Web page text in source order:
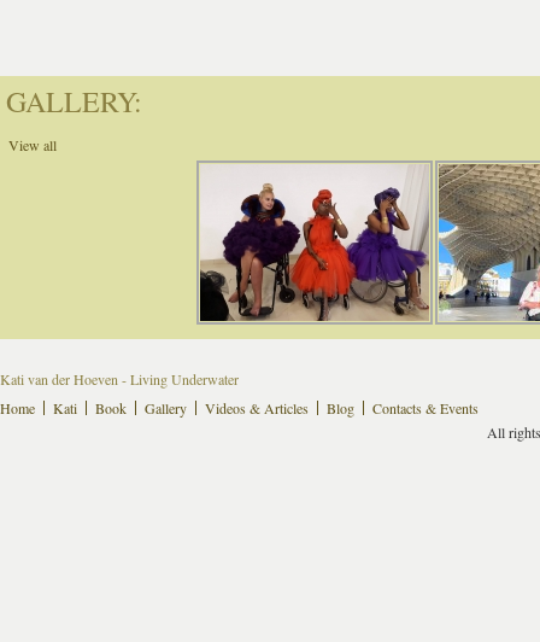
GALLERY:
View all
Kati van der Hoeven - Living Underwater
Home
Kati Book Gallery Videos & Articles Blog
Contacts & Events
All